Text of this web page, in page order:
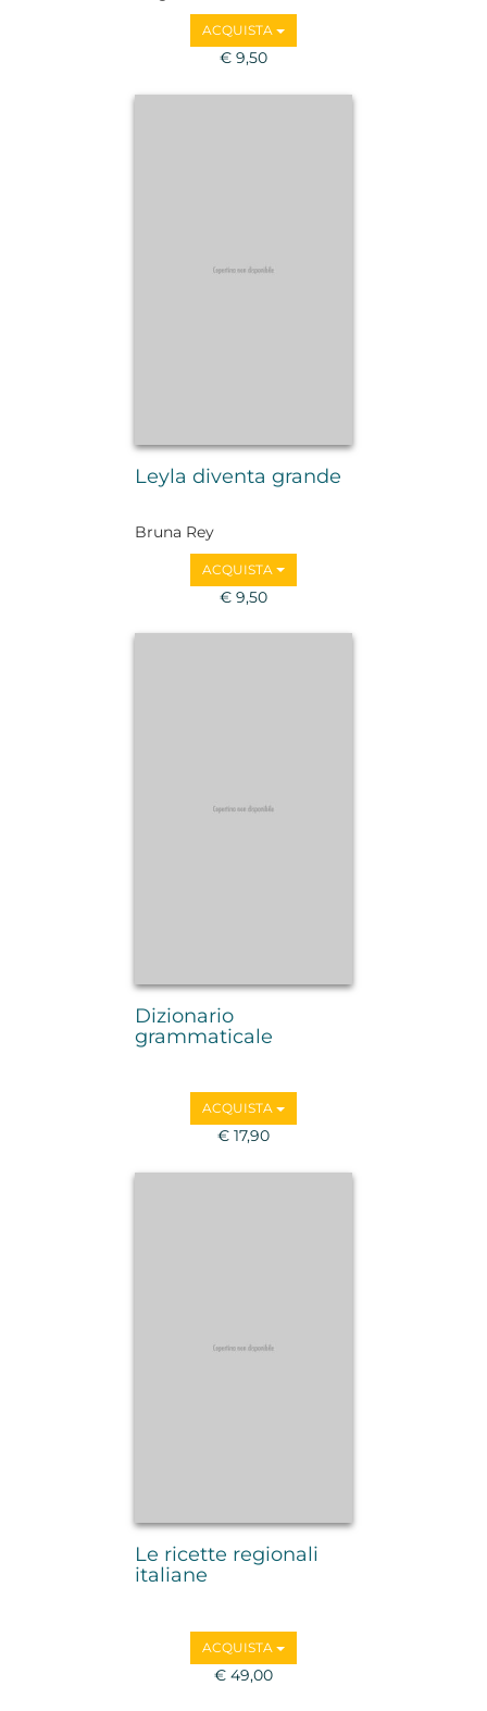
ACQUISTA
€ 9,50
Leyla diventa grande
Bruna Rey
ACQUISTA
€ 9,50
Dizionario
grammaticale
ACQUISTA
€ 17,90
Le ricette regionali
italiane
ACQUISTA
€ 49,00